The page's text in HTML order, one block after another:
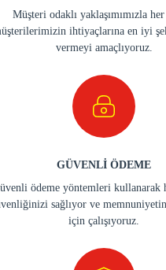
Müşteri odaklı yaklaşımımızla
ihtiyaçlarına en iyi
vermeyi amaçlıyoruz.
GÜVENLİ ÖDEME
ödeme yöntemleri kullanarak
sağlıyor ve
için çalışıyoruz.